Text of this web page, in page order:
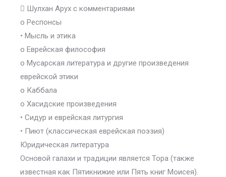
 Шулхан Арух с комментариями
o Респонсы
• Мысль и этика
o Еврейская философия
o Мусарская литература и другие произведения
еврейской этики
o Каббала
o Хасидские произведения
• Сидур и еврейская литургия
• Пиют (классическая еврейская поэзия)
Юридическая литература
Основой галахи и традиции является Тора (также
известная как Пятикнижие или Пять книг Моисея).